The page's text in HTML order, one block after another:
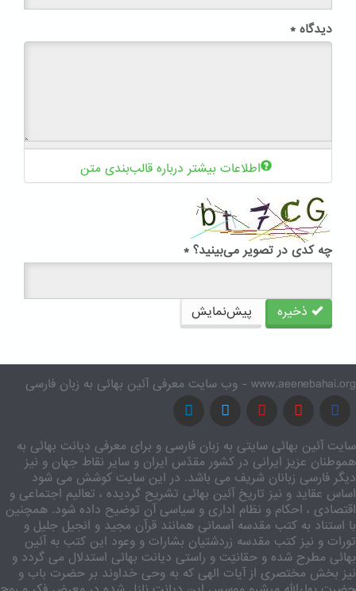
دیدگاه *
اطلاعات بیشتر درباره قالب‌بندی متن
چه کدی در تصویر می‌بینید؟ *
ذخیره پیش‌نمایش
www.aeenebahai.org - وب سایت معرفی آئین بهائی به زبان فارسی
سایت آئین بهائی سایتی به زبان فارسی و برای معرفی دیانت بهائی به
هموطنان عزیز ایرانی در کشور مقدّس ایران و سایر نقاط جهان و نیز
دیگر فارسی زبانان شریف می باشد. در این سایت کوشش می شود
اساس عقاید و نیز تاریخ آئین بهائی تشریح گردیده ، تعالیم اجتماعی و
اقتصادی ، احکام و نظام اداری و سیاسی آن توضیح داده شود. همچنین
با استناد به کتب مقدسه آسمانی همانند قرآن مجید و انجیل جلیل و
تورات و نیز کتب مقدسه زردشتیان بشارات و وعود این کتب به آئین
بهائی مطرح شده و حقانیّت و راستی دیانت بهائی استدلال می گردد و
نیز بخش مختصری از آیات الهی که به وحی خداوند بر حضرت باب و